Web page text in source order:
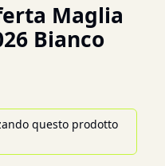
Maglia
Bianco
questo prodotto